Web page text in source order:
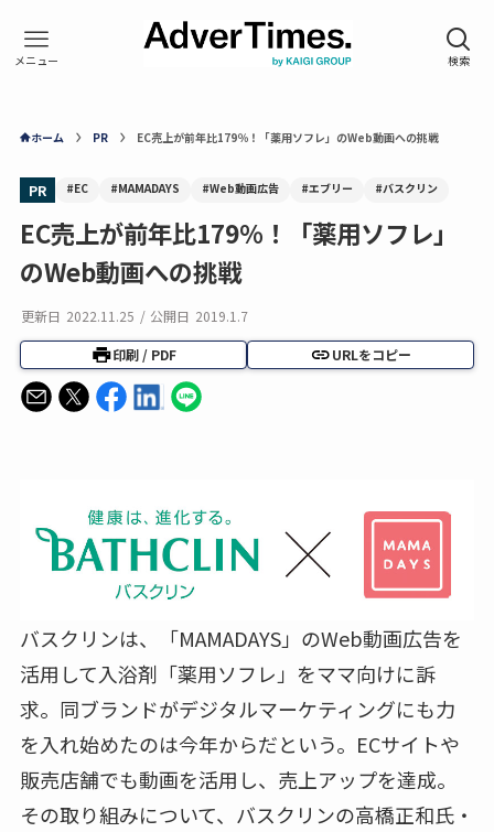
ホーム PR EC売上が前年比179％！「薬用ソフレ」のWeb動画への挑戦
PR #EC #MAMADAYS #Web動画広告 #エブリー #バスクリン
EC売上が前年比179％！「薬用ソフレ」
のWeb動画への挑戦
更新日 2022.11.25 / 公開日 2019.1.7
印刷 / PDF URLをコピー
バスクリンは、「MAMADAYS」のWeb動画広告を
活用して入浴剤「薬用ソフレ」をママ向けに訴
求。同ブランドがデジタルマーケティングにも力
を入れ始めたのは今年からだという。ECサイトや
販売店舗でも動画を活用し、売上アップを達成。
その取り組みについて、バスクリンの高橋正和氏・